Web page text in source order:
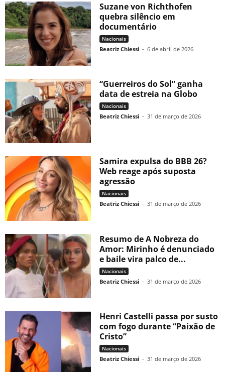
Suzane von Richthofen
quebra silêncio em
documentário
Nacionais
Beatriz Chiessi - 6 de abril de 2026
“Guerreiros do Sol” ganha
data de estreia na Globo
Nacionais
Beatriz Chiessi - 31 de março de 2026
Samira expulsa do BBB 26?
Web reage após suposta
agressão
Nacionais
Beatriz Chiessi - 31 de março de 2026
Resumo de A Nobreza do
Amor: Mirinho é denunciado
e baile vira palco de...
Nacionais
Beatriz Chiessi - 31 de março de 2026
Henri Castelli passa por susto
com fogo durante “Paixão de
Cristo”
Nacionais
Beatriz Chiessi - 31 de março de 2026